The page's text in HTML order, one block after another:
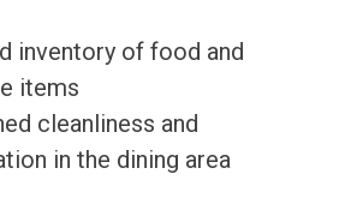
inventory of food and
items
cleanliness and
in the dining area